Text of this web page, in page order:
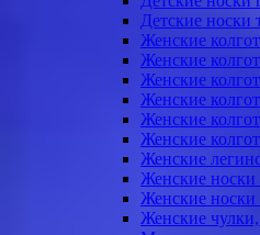
Детские носки
Женские
Женские
Женские
Женские
Женские
Женские
Женские
Женские
Женские носки
Женские